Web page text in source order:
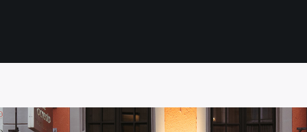
SEITE
SEITESEITESEITE